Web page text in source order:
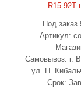
R15 92T
Под заказ
Артикул:
Самовывоз: г.
ул. Н.
Срок: